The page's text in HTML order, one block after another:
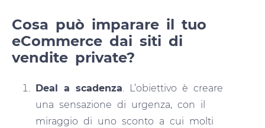
Cosa può imparare il tuo
eCommerce dai siti di
vendite private?
Deal a scadenza. L’obiettivo è creare
una sensazione di urgenza, con il
miraggio di uno sconto a cui molti